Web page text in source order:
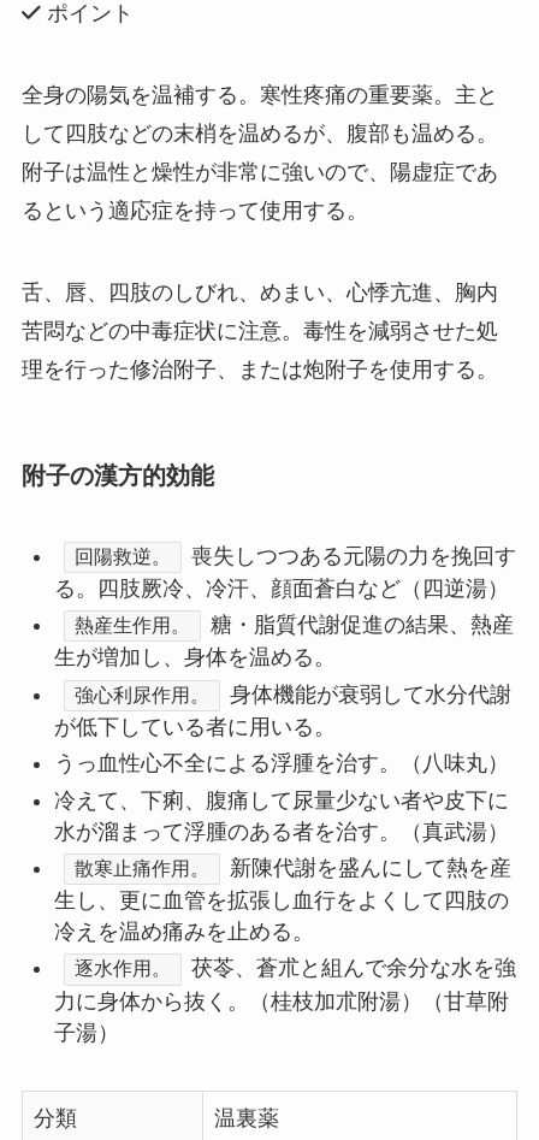
ポイント
全身の陽気を温補する。寒性疼痛の重要薬。 主と
して四肢などの末梢を温めるが、腹部も温める。
附子は温性と燥性が非常に強いので、陽虚症であ
るという適応症を持って使用する。
舌、唇、四肢のしびれ、めまい、心悸亢進、胸内
苦悶などの中毒症状に注意。毒性を減弱させた処
理を行った修治附子、または炮附子を使用する。
附子の漢方的効能
回陽救逆。
喪失しつつある元陽の力を挽回す
る。四肢厥冷、冷汗、顔面蒼白など（四逆湯）
熱産生作用。
糖・脂質代謝促進の結果、熱産
生が増加し、身体を温める。
強心利尿作用。
身体機能が衰弱して水分代謝
が低下している者に用いる。
うっ血性心不全による浮腫を治す。（八味丸）
冷えて、下痢、腹痛して尿量少ない者や皮下に
水が溜まって浮腫のある者を治す。（真武湯）
散寒止痛作用。
新陳代謝を盛んにして熱を産
生し、更に血管を拡張し血行をよくして四肢の
冷えを温め痛みを止める。
逐水作用。
茯苓、蒼朮と組んで余分な水を強
力に身体から抜く。（桂枝加朮附湯）（甘草附
子湯）
分類 温裏薬